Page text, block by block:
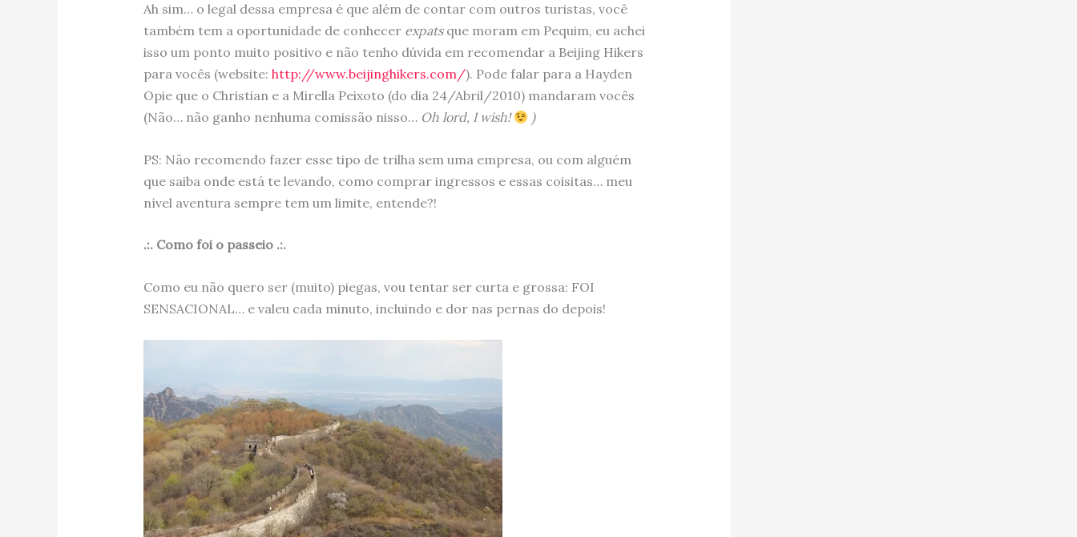
Ah sim… o legal dessa empresa é que além de contar com outros turistas, você
também tem a oportunidade de conhecer expatsque moram em Pequim, eu achei
isso um ponto muito positivo e não tenho dúvida em recomendar a Beijing Hikers
para vocês (website: http://www.beijinghikers.com/). Pode falar para a Hayden
Opie que o Christian e a Mirella Peixoto (do dia 24/Abril/2010) mandaram vocês
(Não… não ganho nenhuma comissão nisso… Oh lord, I wish! )
PS: Não recomendo fazer esse tipo de trilha sem uma empresa, ou com alguém
que saiba onde está te levando, como comprar ingressos e essas coisitas… meu
nível aventura sempre tem um limite, entende?!
.:. Como foi o passeio .:.
Como eu não quero ser (muito) piegas, vou tentar ser curta e grossa: FOI
SENSACIONAL… e valeu cada minuto, incluindo e dor nas pernas do depois!